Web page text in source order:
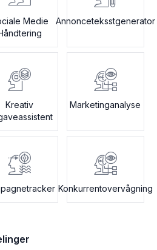
Medie
Annonceteksstgenerator
Kreativ
Marketinganalyse
Konkurrentovervågning